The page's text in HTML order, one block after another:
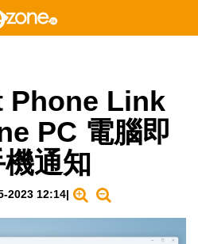
Phone Link
PC 電腦即
通知
2023 12:14|